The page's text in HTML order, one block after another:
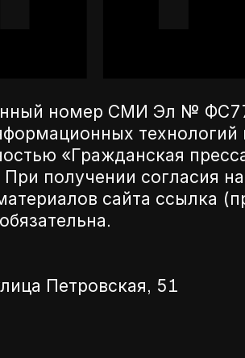
номер СМИ Эл №
«Гражданская
получении согласия
сайта ссылка
Петровская, 51